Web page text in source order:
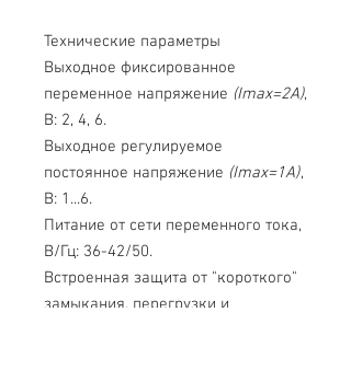
Технические параметры
Выходное фиксированное
переменное напряжение (Imax=2A),
В: 2, 4, 6.
Выходное регулируемое
постоянное напряжение (Imax=1A),
В: 1...6.
Питание от сети переменного тока,
В/Гц: 36-42/50.
Встроенная защита от "короткого"
замыкания, перегрузки и